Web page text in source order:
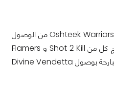
على الجانب الآخر من شريحة الخاسرين فلم يتمكن كل من Flamers Gaming ، Shot 2 Kill ، Eagle Esports Tunisia و Oshteek Warriors من الوصول
للجولة الثانية بعد الخسارة في الجولة الأولى ليتم وضعهم في شريحة الخاسرين في فرصة أخيرة للتعديل ، ولكن وللأسف خرج كل من Shot 2 Kill و Flamers
Gaming من المنافسة مبكراً بعدما لم يتمكنوا من الصمود في شريحة الخاسرين في الجولة الأولى وانتهت شريحة الخاسرين البارحة بوصول Divine Vendetta